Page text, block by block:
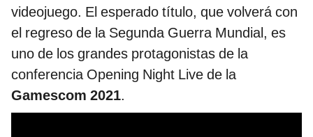
videojuego. El esperado título, que volverá con
el regreso de la Segunda Guerra Mundial, es
uno de los grandes protagonistas de la
conferencia Opening Night Live de la
Gamescom 2021.